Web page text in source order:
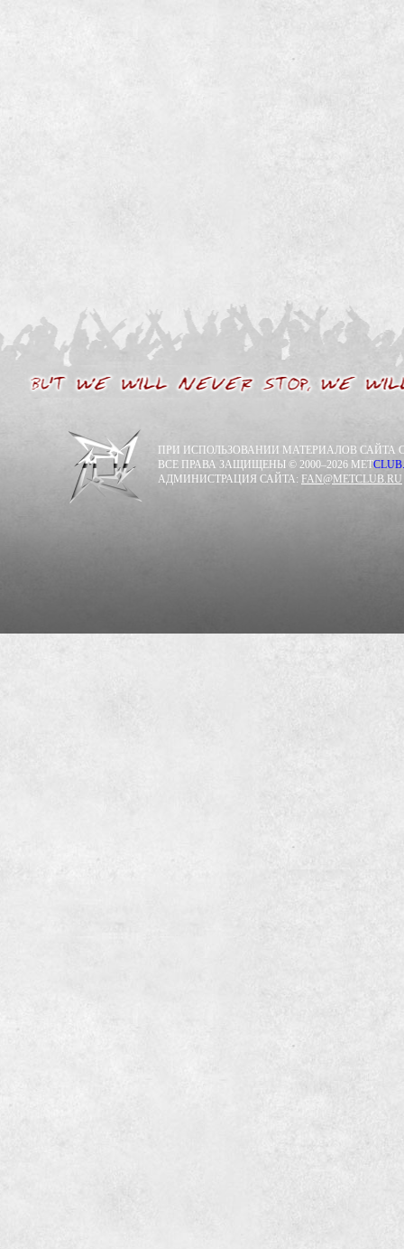
ПРИ ИСПОЛЬЗОВАНИИ МАТЕРИАЛОВ САЙТА
ВСЕ ПРАВА ЗАЩИЩЕНЫ © 2000–2026 METCLUB.
АДМИНИСТРАЦИЯ САЙТА: FAN@METCLUB.RU